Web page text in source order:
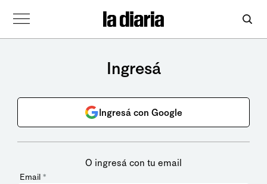
Ingresá
Ingresá con Google
O ingresá con tu email
Email *